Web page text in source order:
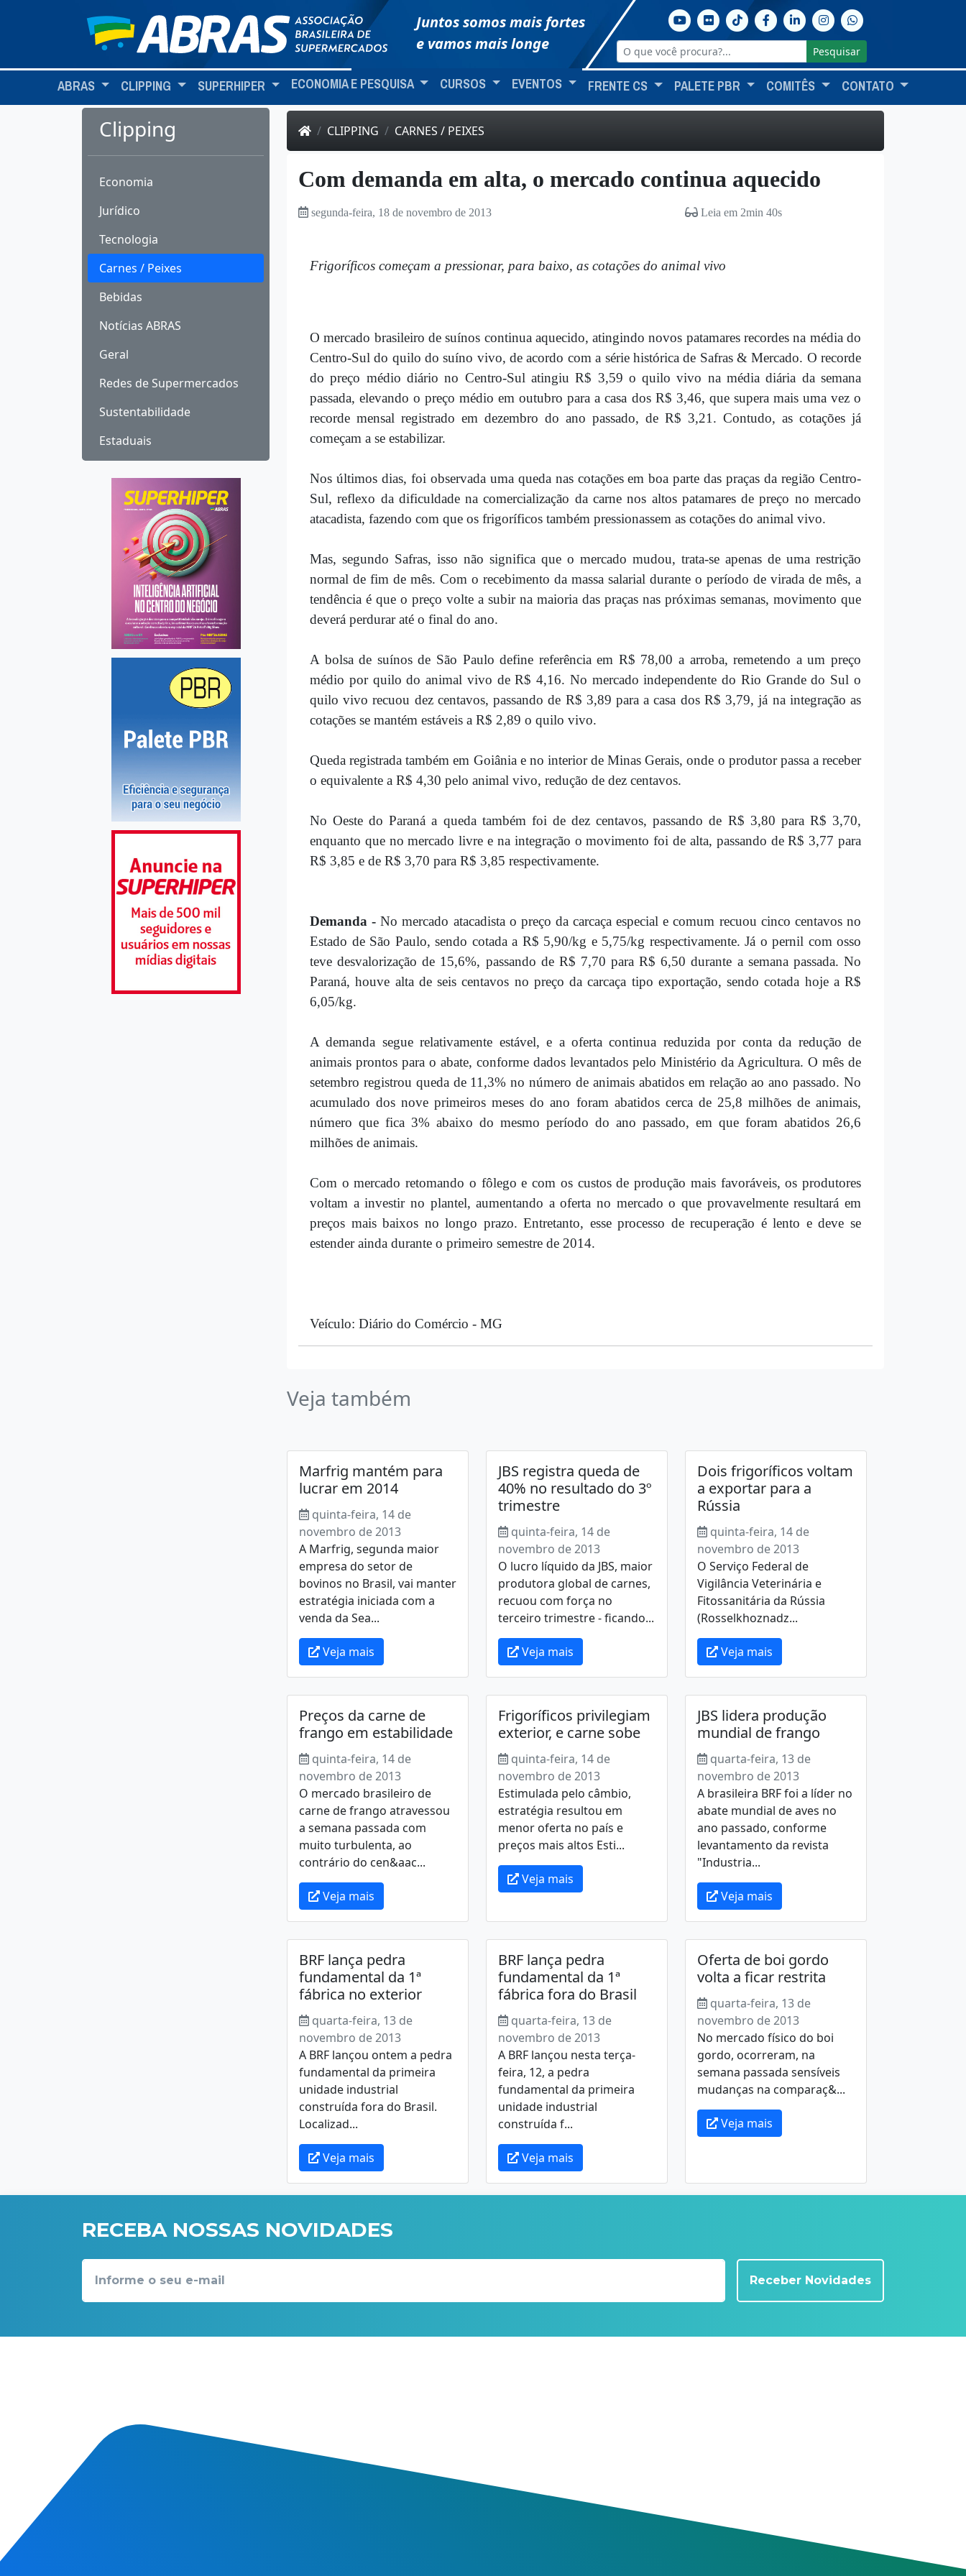
Juntos somos mais fortes
e vamos mais longe
Pesquisar
ABRAS CLIPPING SUPERHIPER ECONOMIA E PESQUISA CURSOS EVENTOS FRENTE CS PALETE PBR COMITÊS CONTATO
Clipping
Economia
Jurídico
Tecnologia
Carnes / Peixes
Bebidas
Notícias ABRAS
Geral
Redes de Supermercados
Sustentabilidade
Estaduais
CLIPPING CARNES / PEIXES
Com demanda em alta, o mercado continua aquecido
segunda-feira, 18 de novembro de 2013 Leia em 2min 40s
Frigoríficos começam a pressionar, para baixo, as cotações do animal vivo
O mercado brasileiro de suínos continua aquecido, atingindo novos patamares recordes na média do
Centro-Sul do quilo do suíno vivo, de acordo com a série histórica de Safras & Mercado. O recorde
do preço médio diário no Centro-Sul atingiu R$ 3,59 o quilo vivo na média diária da semana
passada, elevando o preço médio em outubro para a casa dos R$ 3,46, que supera mais uma vez o
recorde mensal registrado em dezembro do ano passado, de R$ 3,21. Contudo, as cotações já
começam a se estabilizar.
Nos últimos dias, foi observada uma queda nas cotações em boa parte das praças da região Centro-
Sul, reflexo da dificuldade na comercialização da carne nos altos patamares de preço no mercado
atacadista, fazendo com que os frigoríficos também pressionassem as cotações do animal vivo.
Mas, segundo Safras, isso não significa que o mercado mudou, trata-se apenas de uma restrição
normal de fim de mês. Com o recebimento da massa salarial durante o período de virada de mês, a
tendência é que o preço volte a subir na maioria das praças nas próximas semanas, movimento que
deverá perdurar até o final do ano.
A bolsa de suínos de São Paulo define referência em R$ 78,00 a arroba, remetendo a um preço
médio por quilo do animal vivo de R$ 4,16. No mercado independente do Rio Grande do Sul o
quilo vivo recuou dez centavos, passando de R$ 3,89 para a casa dos R$ 3,79, já na integração as
cotações se mantém estáveis a R$ 2,89 o quilo vivo.
Queda registrada também em Goiânia e no interior de Minas Gerais, onde o produtor passa a receber
o equivalente a R$ 4,30 pelo animal vivo, redução de dez centavos.
No Oeste do Paraná a queda também foi de dez centavos, passando de R$ 3,80 para R$ 3,70,
enquanto que no mercado livre e na integração o movimento foi de alta, passando de R$ 3,77 para
R$ 3,85 e de R$ 3,70 para R$ 3,85 respectivamente.
Demanda - No mercado atacadista o preço da carcaça especial e comum recuou cinco centavos no
Estado de São Paulo, sendo cotada a R$ 5,90/kg e 5,75/kg respectivamente. Já o pernil com osso
teve desvalorização de 15,6%, passando de R$ 7,70 para R$ 6,50 durante a semana passada. No
Paraná, houve alta de seis centavos no preço da carcaça tipo exportação, sendo cotada hoje a R$
6,05/kg.
A demanda segue relativamente estável, e a oferta continua reduzida por conta da redução de
animais prontos para o abate, conforme dados levantados pelo Ministério da Agricultura. O mês de
setembro registrou queda de 11,3% no número de animais abatidos em relação ao ano passado. No
acumulado dos nove primeiros meses do ano foram abatidos cerca de 25,8 milhões de animais,
número que fica 3% abaixo do mesmo período do ano passado, em que foram abatidos 26,6
milhões de animais.
Com o mercado retomando o fôlego e com os custos de produção mais favoráveis, os produtores
voltam a investir no plantel, aumentando a oferta no mercado o que provavelmente resultará em
preços mais baixos no longo prazo. Entretanto, esse processo de recuperação é lento e deve se
estender ainda durante o primeiro semestre de 2014.
Veículo: Diário do Comércio - MG
Veja também
Marfrig mantém para
lucrar em 2014
quinta-feira, 14 de
novembro de 2013
A Marfrig, segunda maior
empresa do setor de
bovinos no Brasil, vai manter
estratégia iniciada com a
venda da Sea...
Veja mais
JBS registra queda de
40% no resultado do 3º
trimestre
quinta-feira, 14 de
novembro de 2013
O lucro líquido da JBS, maior
produtora global de carnes,
recuou com força no
terceiro trimestre - ficando...
Veja mais
Dois frigoríficos voltam
a exportar para a
Rússia
quinta-feira, 14 de
novembro de 2013
O Serviço Federal de
Vigilância Veterinária e
Fitossanitária da Rússia
(Rosselkhoznadz...
Veja mais
Preços da carne de
frango em estabilidade
quinta-feira, 14 de
novembro de 2013
O mercado brasileiro de
carne de frango atravessou
a semana passada com
muito turbulenta, ao
contrário do cen&aac...
Veja mais
Frigoríficos privilegiam
exterior, e carne sobe
quinta-feira, 14 de
novembro de 2013
Estimulada pelo câmbio,
estratégia resultou em
menor oferta no país e
preços mais altos Esti...
Veja mais
JBS lidera produção
mundial de frango
quarta-feira, 13 de
novembro de 2013
A brasileira BRF foi a líder no
abate mundial de aves no
ano passado, conforme
levantamento da revista
"Industria...
Veja mais
BRF lança pedra
fundamental da 1ª
fábrica no exterior
quarta-feira, 13 de
novembro de 2013
A BRF lançou ontem a pedra
fundamental da primeira
unidade industrial
construída fora do Brasil.
Localizad...
Veja mais
BRF lança pedra
fundamental da 1ª
fábrica fora do Brasil
quarta-feira, 13 de
novembro de 2013
A BRF lançou nesta terça-
feira, 12, a pedra
fundamental da primeira
unidade industrial
construída f...
Veja mais
Oferta de boi gordo
volta a ficar restrita
quarta-feira, 13 de
novembro de 2013
No mercado físico do boi
gordo, ocorreram, na
semana passada sensíveis
mudanças na comparaç&...
Veja mais
RECEBA NOSSAS NOVIDADES
Receber Novidades